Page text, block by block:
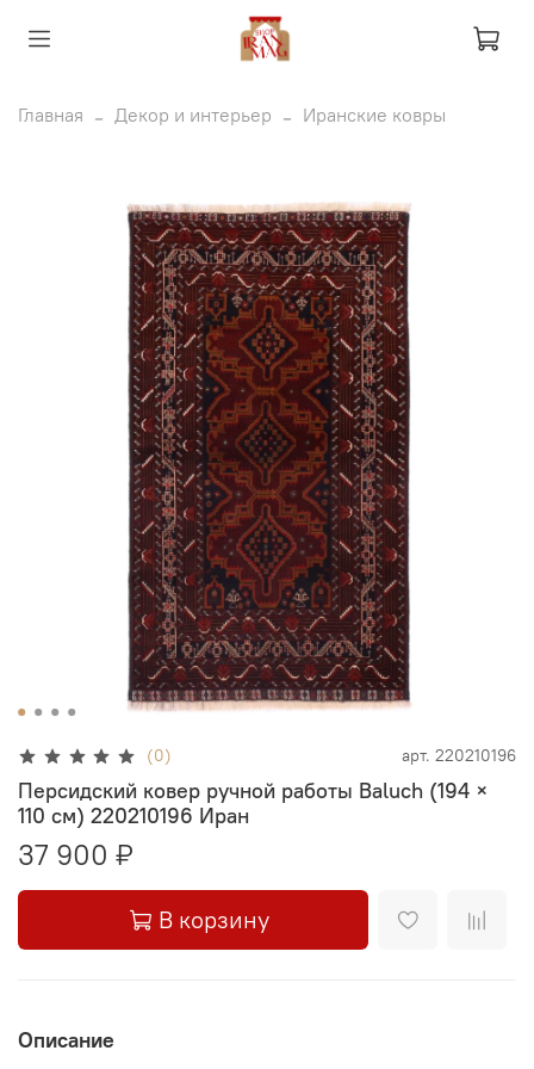
Главная Декор и интерьер Иранские ковры
(0) арт. 220210196
Персидский ковер ручной работы Baluch (194 ×
110 см) 220210196 Иран
37 900 ₽
В корзину
Описание